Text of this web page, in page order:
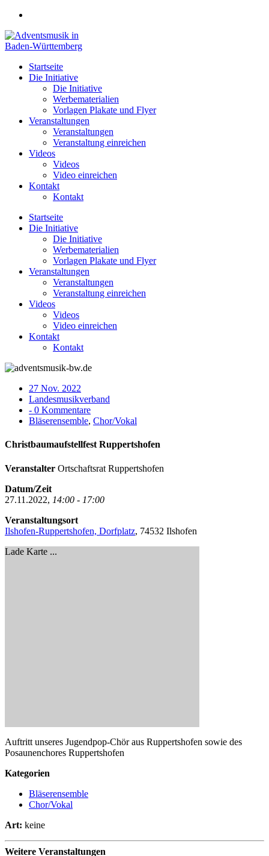
Zum
springen
Startseite
Die Initiative
Die Initiative
Werbematerialien
Vorlagen Plakate und Flyer
Veranstaltungen
Veranstaltungen
Veranstaltung einreichen
Videos
Videos
Video einreichen
Kontakt
Kontakt
Startseite
Die Initiative
Die Initiative
Werbematerialien
Vorlagen Plakate und Flyer
Veranstaltungen
Veranstaltungen
Veranstaltung einreichen
Videos
Videos
Video einreichen
Kontakt
Kontakt
27 Nov. 2022
Landesmusikverband
- 0 Kommentare
Bläserensemble, Chor/Vokal
Christbaumaufstellfest Ruppertshofen
Veranstalter Ortschaftsrat Ruppertshofen
Datum/Zeit
27.11.2022, 14:00 - 17:00
Veranstaltungsort
Ilshofen-Ruppertshofen, Dorfplatz, 74532 Ilshofen
Lade Karte ...
Auftritt unseres Jugendpop-Chör aus Ruppertshofen sowie des
Posaunenchores Ruppertshofen
Kategorien
Bläserensemble
Chor/Vokal
Art: keine
Weitere Veranstaltungen